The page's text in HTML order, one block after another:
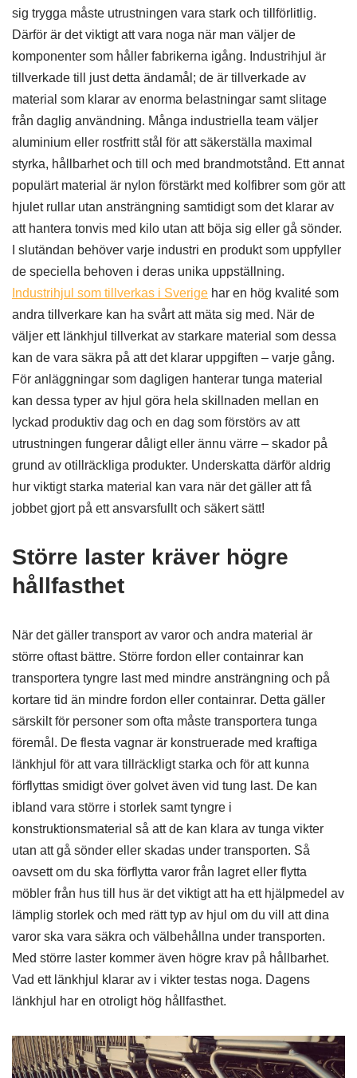
sig trygga måste utrustningen vara stark och tillförlitlig.
Därför är det viktigt att vara noga när man väljer de
komponenter som håller fabrikerna igång. Industrihjul är
tillverkade till just detta ändamål; de är tillverkade av
material som klarar av enorma belastningar samt slitage
från daglig användning. Många industriella team väljer
aluminium eller rostfritt stål för att säkerställa maximal
styrka, hållbarhet och till och med brandmotstånd. Ett annat
populärt material är nylon förstärkt med kolfibrer som gör att
hjulet rullar utan ansträngning samtidigt som det klarar av
att hantera tonvis med kilo utan att böja sig eller gå sönder.
I slutändan behöver varje industri en produkt som uppfyller
de speciella behoven i deras unika uppställning.
Industrihjul som tillverkas i Sverige har en hög kvalité som
andra tillverkare kan ha svårt att mäta sig med. När de
väljer ett länkhjul tillverkat av starkare material som dessa
kan de vara säkra på att det klarar uppgiften – varje gång.
För anläggningar som dagligen hanterar tunga material
kan dessa typer av hjul göra hela skillnaden mellan en
lyckad produktiv dag och en dag som förstörs av att
utrustningen fungerar dåligt eller ännu värre – skador på
grund av otillräckliga produkter. Underskatta därför aldrig
hur viktigt starka material kan vara när det gäller att få
jobbet gjort på ett ansvarsfullt och säkert sätt!
Större laster kräver högre
hållfasthet
När det gäller transport av varor och andra material är
större oftast bättre. Större fordon eller containrar kan
transportera tyngre last med mindre ansträngning och på
kortare tid än mindre fordon eller containrar. Detta gäller
särskilt för personer som ofta måste transportera tunga
föremål. De flesta vagnar är konstruerade med kraftiga
länkhjul för att vara tillräckligt starka och för att kunna
förflyttas smidigt över golvet även vid tung last. De kan
ibland vara större i storlek samt tyngre i
konstruktionsmaterial så att de kan klara av tunga vikter
utan att gå sönder eller skadas under transporten. Så
oavsett om du ska förflytta varor från lagret eller flytta
möbler från hus till hus är det viktigt att ha ett hjälpmedel av
lämplig storlek och med rätt typ av hjul om du vill att dina
varor ska vara säkra och välbehållna under transporten.
Med större laster kommer även högre krav på hållbarhet.
Vad ett länkhjul klarar av i vikter testas noga. Dagens
länkhjul har en otroligt hög hållfasthet.